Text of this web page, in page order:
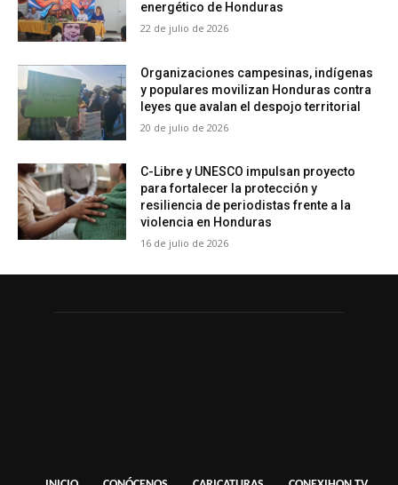
energético de Honduras
22 de julio de 2026
Organizaciones campesinas, indígenas
y populares movilizan Honduras contra
leyes que avalan el despojo territorial
20 de julio de 2026
C-Libre y UNESCO impulsan proyecto
para fortalecer la protección y
resiliencia de periodistas frente a la
violencia en Honduras
16 de julio de 2026